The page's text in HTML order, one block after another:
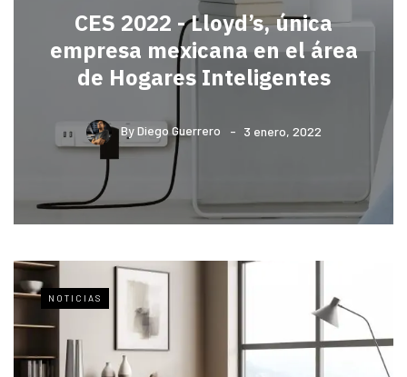
CES 2022 - Lloyd’s, única
empresa mexicana en el área
de Hogares Inteligentes
ByDiego Guerrero 3 enero, 2022
NOTICIAS